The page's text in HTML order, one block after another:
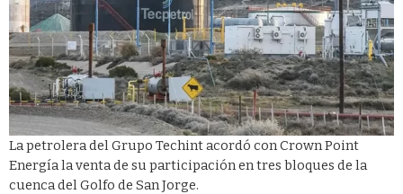
La petrolera del Grupo Techint acordó con Crown Point
Energía la venta de su participación en tres bloques de la
cuenca del Golfo de San Jorge.